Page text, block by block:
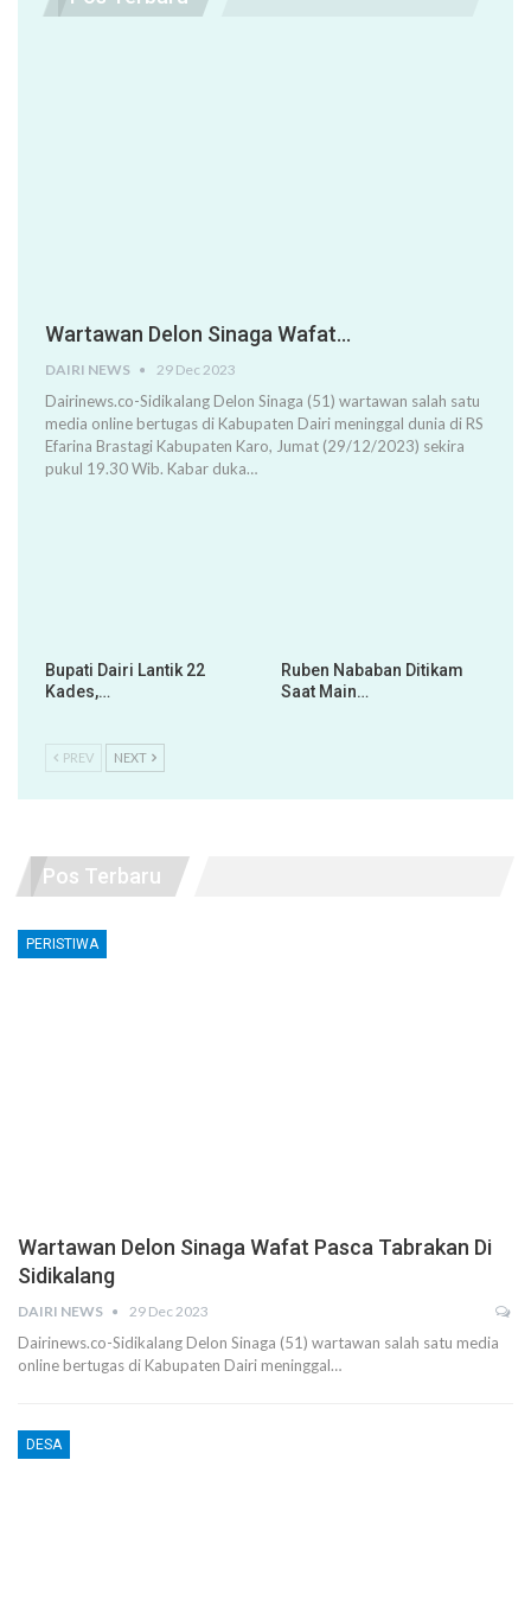
Wartawan Delon Sinaga Wafat…
DAIRI NEWS 29 Dec 2023
Dairinews.co-Sidikalang Delon Sinaga (51) wartawan salah satu
media online bertugas di Kabupaten Dairi meninggal dunia di RS
Efarina Brastagi Kabupaten Karo, Jumat (29/12/2023) sekira
pukul 19.30 Wib. Kabar duka…
Bupati Dairi Lantik 22
Kades,…
Ruben Nababan Ditikam
Saat Main…
PREV NEXT
Pos Terbaru
PERISTIWA
Wartawan Delon Sinaga Wafat Pasca Tabrakan Di
Sidikalang
DAIRI NEWS 29 Dec 2023
Dairinews.co-Sidikalang Delon Sinaga (51) wartawan salah satu media
online bertugas di Kabupaten Dairi meninggal…
DESA